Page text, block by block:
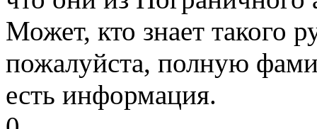
Может, кто знает такого
пожалуйста, полную
есть информация.